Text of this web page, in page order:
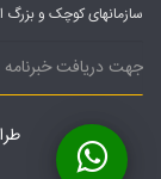
سازمانهای کوچک و بزرگ